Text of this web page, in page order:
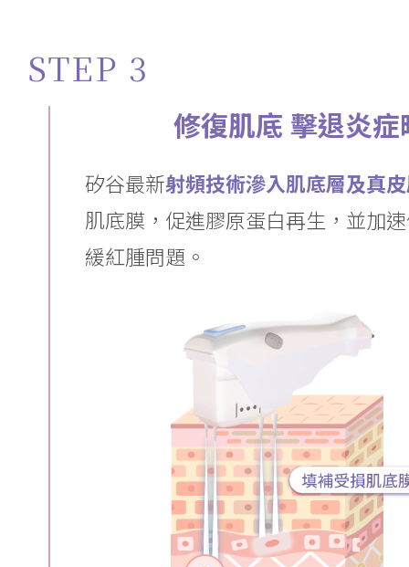
STEP 3
修復肌底 擊退炎症
矽谷最新射頻技術滲入肌底層及真
肌底膜，促進膠原蛋白再生，並加
緩紅腫問題。